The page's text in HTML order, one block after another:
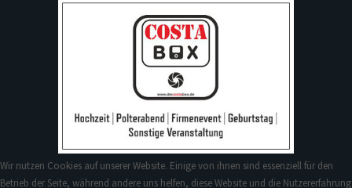
Wir nutzen Cookies auf unserer Website. Einige von ihnen sind essenziell für den
Betrieb der Seite, während andere uns helfen, diese Website und die Nutzererfahrung